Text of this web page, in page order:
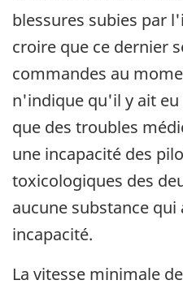
blessures subies par
croire que ce dernier
commandes au
n'indique qu'il y ait
que des troubles
une incapacité des
toxicologiques des
aucune substance
incapacité.
La vitesse minimale